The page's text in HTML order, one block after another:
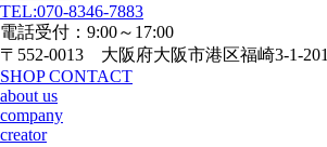
TEL:070-8346-7883
電話受付：9:00～17:00
〒552-0013 大阪府大阪市港区福崎3-1-201
SHOP CONTACT
about us
company
creator